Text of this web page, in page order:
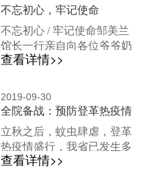
志愿服务，让更多的老年人
十字会成员在赖会长等领导
的带领下来到我院开展了“爱
心相伴，“救”在身边”的宣传
物资。于此同时，在8号上
午，青原区红十字会组织在
吉安中西医结合医院举办
了“2019年彩票公益金红十字
应急救护培训”活动...
不忘初心，牢记使命
不忘初心 / 牢记使命邹美兰
馆长一行亲自向各位爷爷奶
奶们推荐相关的书籍，并进
们与邹美兰馆长一行亲切的
交流，气氛非常融洽。书香
精神文明建设带了极大的帮
助，极大的丰富了我院图书
室书籍种类，让爷爷奶奶们
查看详情>>
2019-09-30
全院备战：预防登革热疫情
立秋之后，蚊虫肆虐，登革
热疫情盛行，我省已发生多
例登革热感染案例。为了做
查看详情>>